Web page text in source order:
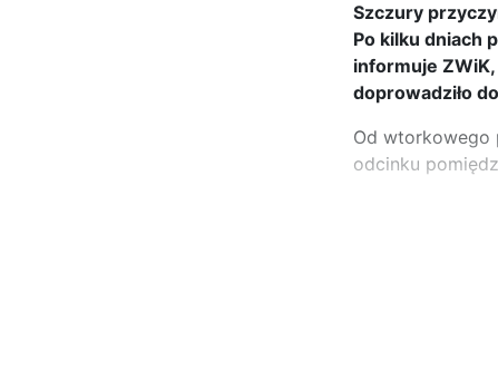
Szczury
Po kilku dniach
informuje
doprowadziło
Od wtorkowego
odcinku